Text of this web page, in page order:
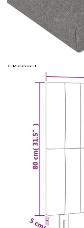
вноски на кредита.
Предоставената
Добавете
количката" и при
Предоставената
Добавете
количката" и при
Когато плащате с
поръчката Ви
разполагате с три
Отложено до 30
поръчката без
400 лв. / €204,52
Плащане на 4
поръчката си на
разделя на 3
покупки на
Плащане на 6